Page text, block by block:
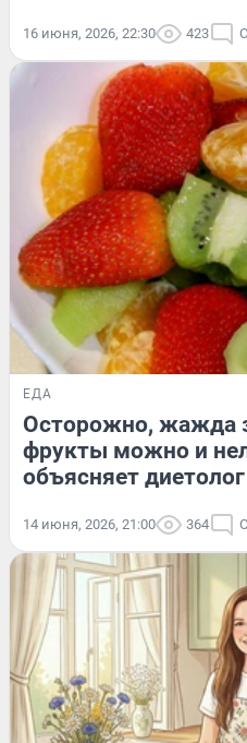
16 июня, 2026, 22:30 423
ЕДА
Осторожно, жажда
фрукты можно и
объясняет диетолог
14 июня, 2026, 21:00 364